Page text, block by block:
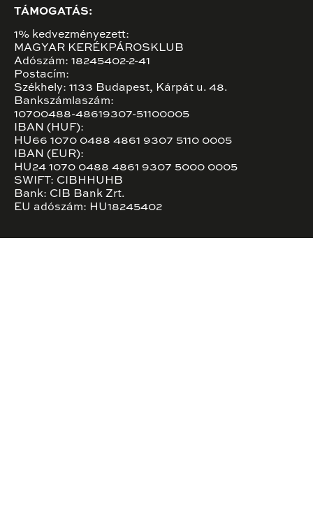
TÁMOGATÁS:
1% kedvezményezett:
MAGYAR KERÉKPÁROSKLUB
Adószám: 18245402-2-41
Postacím:
Székhely: 1133 Budapest, Kárpát u. 48.
Bankszámlaszám:
10700488-48619307-51100005
IBAN (HUF):
HU66 1070 0488 4861 9307 5110 0005
IBAN (EUR):
HU24 1070 0488 4861 9307 5000 0005
SWIFT: CIBHHUHB
Bank: CIB Bank Zrt.
EU adószám: HU18245402